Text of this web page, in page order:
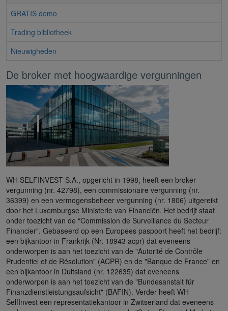
GRATIS demo
Trading bibliotheek
Nieuwigheden
De broker met hoogwaardige vergunningen
WH SELFINVEST S.A., opgericht in 1998, heeft een broker
vergunning (nr. 42798), een commissionaire vergunning (nr.
36399) en een vermogensbeheer vergunning (nr. 1806) uitgereikt
door het Luxemburgse Ministerie van Financiën. Het bedrijf staat
onder toezicht van de “Commission de Surveillance du Secteur
Financier". Gebaseerd op een Europees paspoort heeft het bedrijf:
een bijkantoor in Frankrijk (Nr. 18943 acpr) dat eveneens
onderworpen is aan het toezicht van de "Autorité de Contrôle
Prudentiel et de Résolution" (ACPR) en de "Banque de France" en
een bijkantoor in Duitsland (nr. 122635) dat eveneens
onderworpen is aan het toezicht van de "Bundesanstalt für
Finanzdienstleistungsaufsicht" (BAFIN). Verder heeft WH
SelfInvest een representatiekantoor in Zwitserland dat eveneens